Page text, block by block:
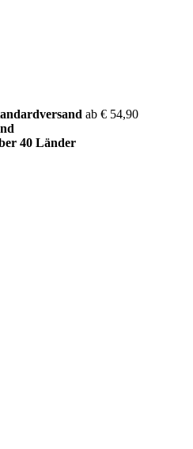
ab € 54,90
40 Länder